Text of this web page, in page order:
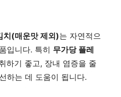
치(매운맛 제외)는 자연적으
입니다. 특히 무가당 플레
하기 좋고, 장내 염증을 줄
하는 데 도움이 됩니다.